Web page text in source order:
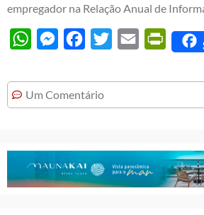
empregador na Relação Anual de
WhatsAppMessengerFacebook
Twitter Email
Um Comentário